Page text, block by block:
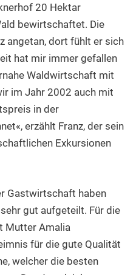
20 Hektar
bewirtschaftet. Die
angetan, dort fühlt er sich
hat mir immer gefallen
Waldwirtschaft mit
im Jahr 2002 auch mit
in der
erzählt Franz, der sein
Exkursionen
Gastwirtschaft haben
gut aufgeteilt. Für die
Mutter Amalia
für die gute Qualität
welcher die besten